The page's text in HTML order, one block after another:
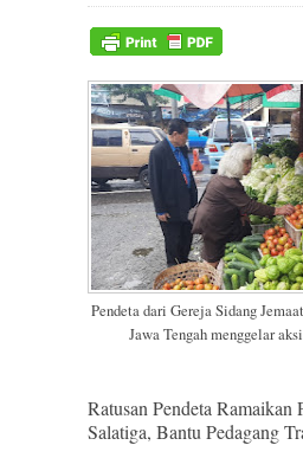
Pendeta dari Gereja Sidang
Jawa Tengah menggelar
Ratusan Pendeta Ramaikan
Salatiga, Bantu Pedagang